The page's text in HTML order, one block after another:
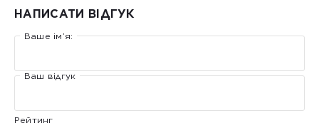
НАПИСАТИ ВІДГУК
Ваше ім’я:
Ваш відгук
Рейтинг